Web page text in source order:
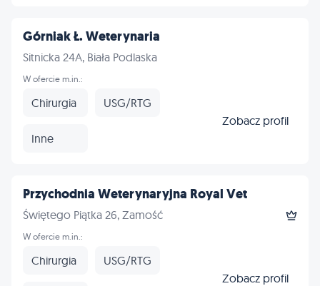
Górniak Ł. Weterynaria
Sitnicka 24A, Biała Podlaska
W ofercie m.in.:
Chirurgia USG/RTG
Inne
Zobacz profil
Przychodnia Weterynaryjna Royal Vet
Świętego Piątka 26, Zamość
W ofercie m.in.:
Chirurgia USG/RTG
Zobacz profil